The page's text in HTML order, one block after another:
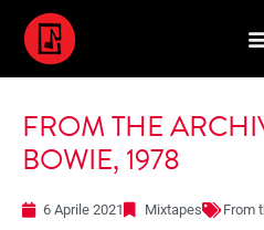
FROM THE
BOWIE, 1978
6 Aprile 2021 Mixtapes From